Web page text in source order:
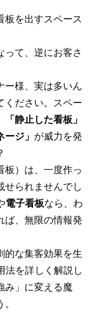
板を出すスペース
って、逆にお客さ
ー様、実は多いん
ください。スペー
「静止した看板」
ジ」 が威力を発
板）は、一度作っ
せられませんでし
電子看板なら、わ
ば、無限の情報発
的な集客効果を生
法を詳しく解説し
み」に変える魔